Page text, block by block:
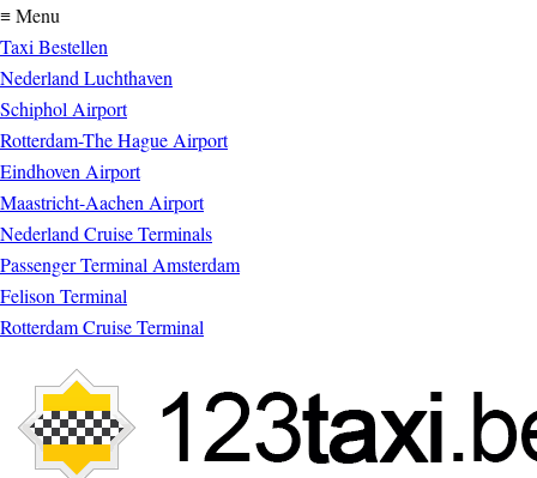
≡ Menu
Taxi Bestellen
Nederland Luchthaven
Schiphol Airport
Rotterdam-The Hague Airport
Eindhoven Airport
Maastricht-Aachen Airport
Nederland Cruise Terminals
Passenger Terminal Amsterdam
Felison Terminal
Rotterdam Cruise Terminal